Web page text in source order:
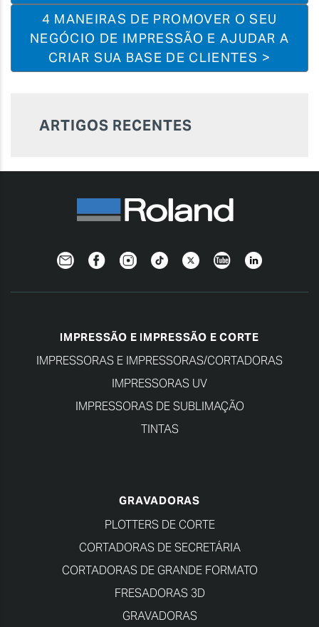
4 MANEIRAS DE PROMOVER O SEU
NEGÓCIO DE IMPRESSÃO E AJUDAR A
CRIAR SUA BASE DE CLIENTES >
ARTIGOS RECENTES
NewsletterFacebookInstagramTikTokTwitterYouTubeLinkedin
IMPRESSÃO E IMPRESSÃO E CORTE
IMPRESSORAS E IMPRESSORAS/CORTADORAS
IMPRESSORAS UV
IMPRESSORAS DE SUBLIMAÇÃO
TINTAS
GRAVADORAS
PLOTTERS DE CORTE
CORTADORAS DE SECRETÁRIA
CORTADORAS DE GRANDE FORMATO
FRESADORAS 3D
GRAVADORAS